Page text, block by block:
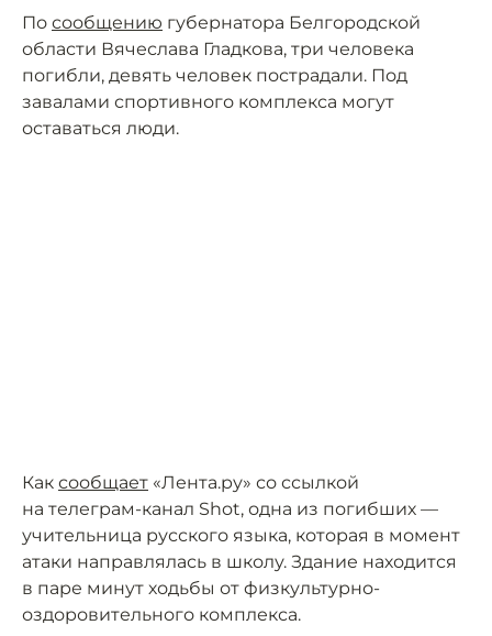
По сообщению губернатора Белгородской
области Вячеслава Гладкова, три человека
погибли, девять человек пострадали. Под
завалами спортивного комплекса могут
оставаться люди.
Как сообщает «Лента.ру» со ссылкой
на телеграм-канал Shot, одна из погибших —
учительница русского языка, которая в момент
атаки направлялась в школу. Здание находится
в паре минут ходьбы от физкультурно-
оздоровительного комплекса.